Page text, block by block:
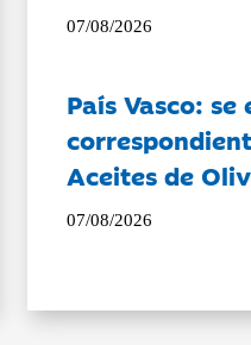
07/08/2026
País Vasco:
Aceites de
07/08/2026